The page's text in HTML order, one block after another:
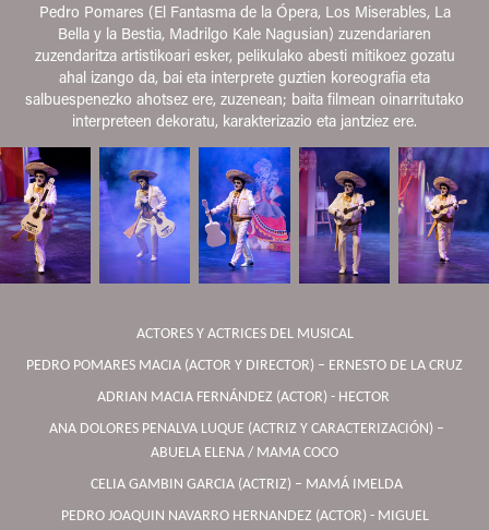
Pedro Pomares (El Fantasma de la Ópera, Los Miserables, La
Bella y la Bestia, Madrilgo Kale Nagusian) zuzendariaren
zuzendaritza artistikoari esker, pelikulako abesti mitikoez gozatu
ahal izango da, bai eta interprete guztien koreografia eta
salbuespenezko ahotsez ere, zuzenean; baita filmean oinarritutako
interpreteen dekoratu, karakterizazio eta jantziez ere.
ACTORES Y ACTRICES DEL MUSICAL
PEDRO POMARES MACIA (ACTOR Y DIRECTOR) – ERNESTO DE LA CRUZ
ADRIAN MACIA FERNÁNDEZ (ACTOR) - HECTOR
ANA DOLORES PENALVA LUQUE (ACTRIZ Y CARACTERIZACIÓN) –
ABUELA ELENA / MAMA COCO
CELIA GAMBIN GARCIA (ACTRIZ) – MAMÁ IMELDA
PEDRO JOAQUIN NAVARRO HERNANDEZ (ACTOR) - MIGUEL